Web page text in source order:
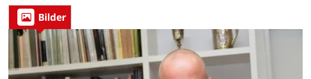
Bilder